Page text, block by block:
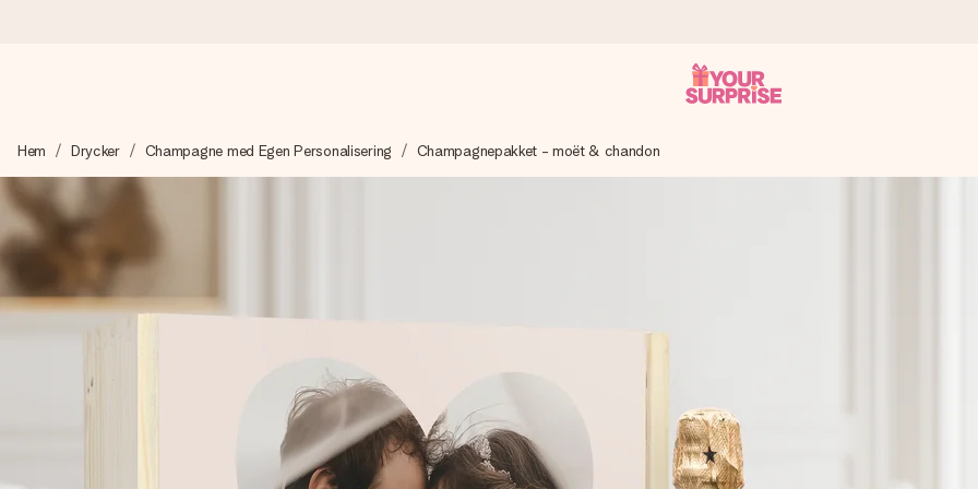
Vi skapar din gåva med omsorg och skickar den blixtsnabbt – så att du kan ge den i precis rätt tid, när det betyder som mest.
4,6 (baserat på +15 000 recensioner)
Gratis hälsning
Skapa något unikt med bara några få steg – med hennes namn, ditt foto eller ett meddelande som verkligen berör hennes hjärta.
Hem Drycker Champagne med Egen Personalisering Champagnepakket - moët & chandon